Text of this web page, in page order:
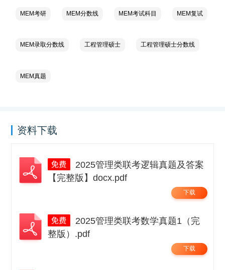
MEM考研 MEM分数线 MEM考试科目 MEM复试
MEM录取分数线 工程管理硕士 工程管理硕士分数线
MEM真题
资料下载
【完整版】docx.pdf
下载
整版）.pdf
下载